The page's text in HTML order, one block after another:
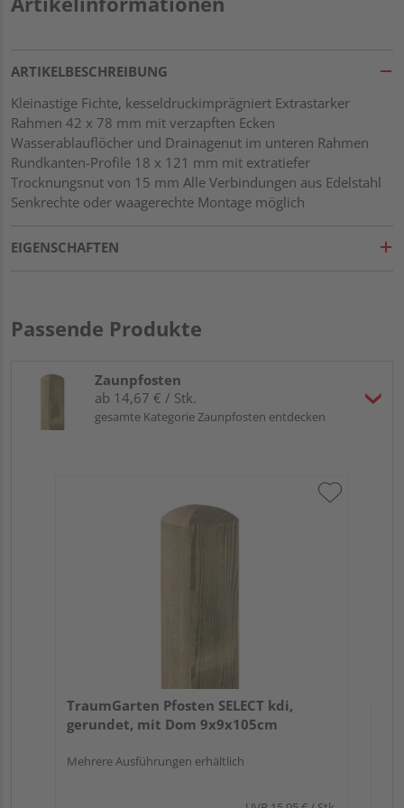
ARTIKELBESCHREIBUNG
Kleinastige Fichte, kesseldruckimprägniert Extrastarker
Rahmen 42 x 78 mm mit verzapften Ecken
Wasserablauflöcher und Drainagenut im unteren Rahmen
Rundkanten-Profile 18 x 121 mm mit extratiefer
Trocknungsnut von 15 mm Alle Verbindungen aus Edelstahl
Senkrechte oder waagerechte Montage möglich
EIGENSCHAFTEN
Passende Produkte
Zaunpfosten
ab 14,67 € / Stk.
gesamte Kategorie Zaunpfosten entdecken
TraumGarten Pfosten SELECT kdi,
gerundet, mit Dom 9x9x105cm
Mehrere Ausführungen erhältlich